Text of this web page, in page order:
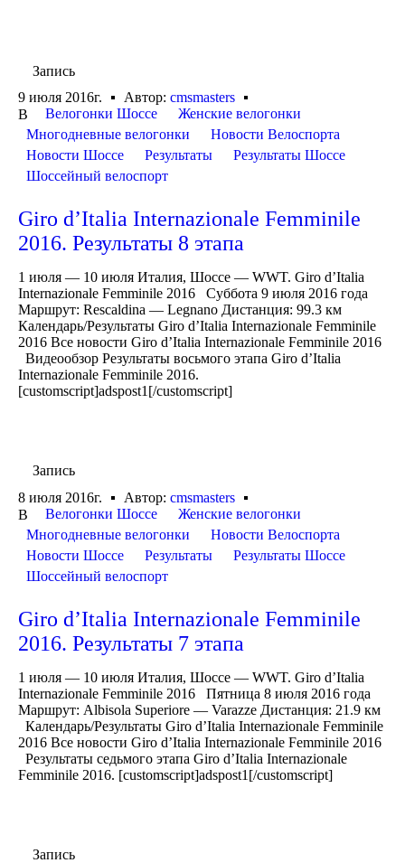
Запись
9 июля 2016г.
Автор: cmsmasters
В
Велогонки Шоссе
Женские велогонки
Многодневные велогонки
Новости Велоспорта
Новости Шоссе
Результаты
Результаты Шоссе
Шоссейный велоспорт
Giro d’Italia Internazionale Femminile
2016. Результаты 8 этапа
1 июля — 10 июля Италия, Шоссе — WWT. Giro d’Italia
Internazionale Femminile 2016 Суббота 9 июля 2016 года
Маршрут: Rescaldina — Legnano Дистанция: 99.3 км
Календарь/Результаты Giro d’Italia Internazionale Femminile
2016 Все новости Giro d’Italia Internazionale Femminile 2016
Видеообзор Результаты восьмого этапа Giro d’Italia
Internazionale Femminile 2016.
[customscript]adspost1[/customscript]
Запись
8 июля 2016г.
Автор: cmsmasters
В
Велогонки Шоссе
Женские велогонки
Многодневные велогонки
Новости Велоспорта
Новости Шоссе
Результаты
Результаты Шоссе
Шоссейный велоспорт
Giro d’Italia Internazionale Femminile
2016. Результаты 7 этапа
1 июля — 10 июля Италия, Шоссе — WWT. Giro d’Italia
Internazionale Femminile 2016 Пятница 8 июля 2016 года
Маршрут: Albisola Superiore — Varazze Дистанция: 21.9 км
Календарь/Результаты Giro d’Italia Internazionale Femminile
2016 Все новости Giro d’Italia Internazionale Femminile 2016
Результаты седьмого этапа Giro d’Italia Internazionale
Femminile 2016. [customscript]adspost1[/customscript]
Запись